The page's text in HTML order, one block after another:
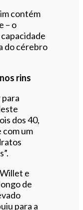
contém
– o
do cérebro
rins
dos 40,
com um
e
de
para a